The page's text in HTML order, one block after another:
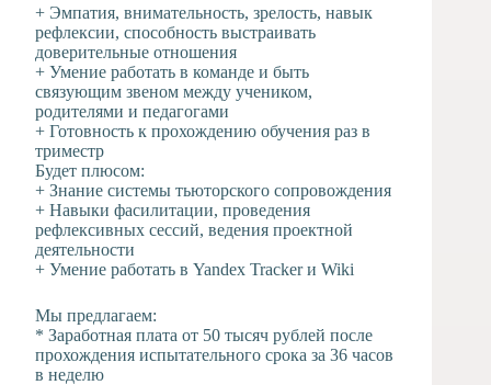
+ Эмпатия, внимательность, зрелость, навык
рефлексии, способность выстраивать
доверительные отношения
+ Умение работать в команде и быть
связующим звеном между учеником,
родителями и педагогами
+ Готовность к прохождению обучения раз в
триместр
Будет плюсом:
+ Знание системы тьюторского сопровождения
+ Навыки фасилитации, проведения
рефлексивных сессий, ведения проектной
деятельности
+ Умение работать в Yandex Tracker и Wiki
Мы предлагаем:
* Заработная плата от 50 тысяч рублей после
прохождения испытательного срока за 36 часов
в неделю